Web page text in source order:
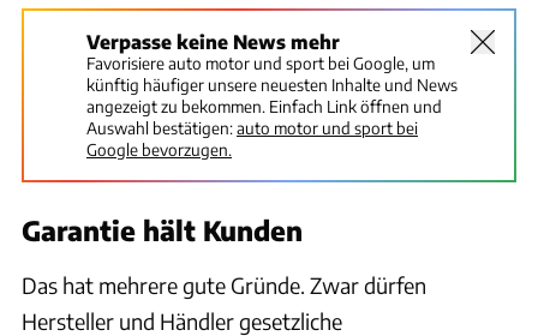
Verpasse keine News mehr
Favorisiere auto motor und sport bei Google, um
künftig häufiger unsere neuesten Inhalte und News
angezeigt zu bekommen. Einfach Link öffnen und
Auswahl bestätigen:auto motor und sport bei
Google bevorzugen.
Garantie hält Kunden
Das hat mehrere gute Gründe. Zwar dürfen
Hersteller und Händler gesetzliche